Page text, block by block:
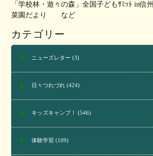
「学校林・遊々の森」全国子どもｻﾐｯﾄ in信州
菜園だより など
カテゴリー
ニューズレター (3)
日々つれづれ(424)
キッズキャンプ！ (546)
体験学習 (109)